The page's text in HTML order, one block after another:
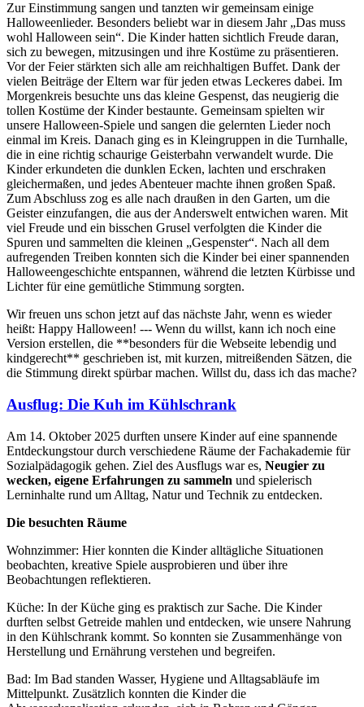
Zur Einstimmung sangen und tanzten wir gemeinsam einige
Halloweenlieder. Besonders beliebt war in diesem Jahr „Das muss
wohl Halloween sein“. Die Kinder hatten sichtlich Freude daran,
sich zu bewegen, mitzusingen und ihre Kostüme zu präsentieren.
Vor der Feier stärkten sich alle am reichhaltigen Buffet. Dank der
vielen Beiträge der Eltern war für jeden etwas Leckeres dabei. Im
Morgenkreis besuchte uns das kleine Gespenst, das neugierig die
tollen Kostüme der Kinder bestaunte. Gemeinsam spielten wir
unsere Halloween-Spiele und sangen die gelernten Lieder noch
einmal im Kreis. Danach ging es in Kleingruppen in die Turnhalle,
die in eine richtig schaurige Geisterbahn verwandelt wurde. Die
Kinder erkundeten die dunklen Ecken, lachten und erschraken
gleichermaßen, und jedes Abenteuer machte ihnen großen Spaß.
Zum Abschluss zog es alle nach draußen in den Garten, um die
Geister einzufangen, die aus der Anderswelt entwichen waren. Mit
viel Freude und ein bisschen Grusel verfolgten die Kinder die
Spuren und sammelten die kleinen „Gespenster“. Nach all dem
aufregenden Treiben konnten sich die Kinder bei einer spannenden
Halloweengeschichte entspannen, während die letzten Kürbisse und
Lichter für eine gemütliche Stimmung sorgten.
Wir freuen uns schon jetzt auf das nächste Jahr, wenn es wieder
heißt: Happy Halloween! --- Wenn du willst, kann ich noch eine
Version erstellen, die **besonders für die Webseite lebendig und
kindgerecht** geschrieben ist, mit kurzen, mitreißenden Sätzen, die
die Stimmung direkt spürbar machen. Willst du, dass ich das mache?
Ausflug: Die Kuh im Kühlschrank
Am 14. Oktober 2025 durften unsere Kinder auf eine spannende
Entdeckungstour durch verschiedene Räume der Fachakademie für
Sozialpädagogik gehen. Ziel des Ausflugs war es, Neugier zu
wecken, eigene Erfahrungen zu sammeln und spielerisch
Lerninhalte rund um Alltag, Natur und Technik zu entdecken.
Die besuchten Räume
Wohnzimmer: Hier konnten die Kinder alltägliche Situationen
beobachten, kreative Spiele ausprobieren und über ihre
Beobachtungen reflektieren.
Küche: In der Küche ging es praktisch zur Sache. Die Kinder
durften selbst Getreide mahlen und entdecken, wie unsere Nahrung
in den Kühlschrank kommt. So konnten sie Zusammenhänge von
Herstellung und Ernährung verstehen und begreifen.
Bad: Im Bad standen Wasser, Hygiene und Alltagsabläufe im
Mittelpunkt. Zusätzlich konnten die Kinder die